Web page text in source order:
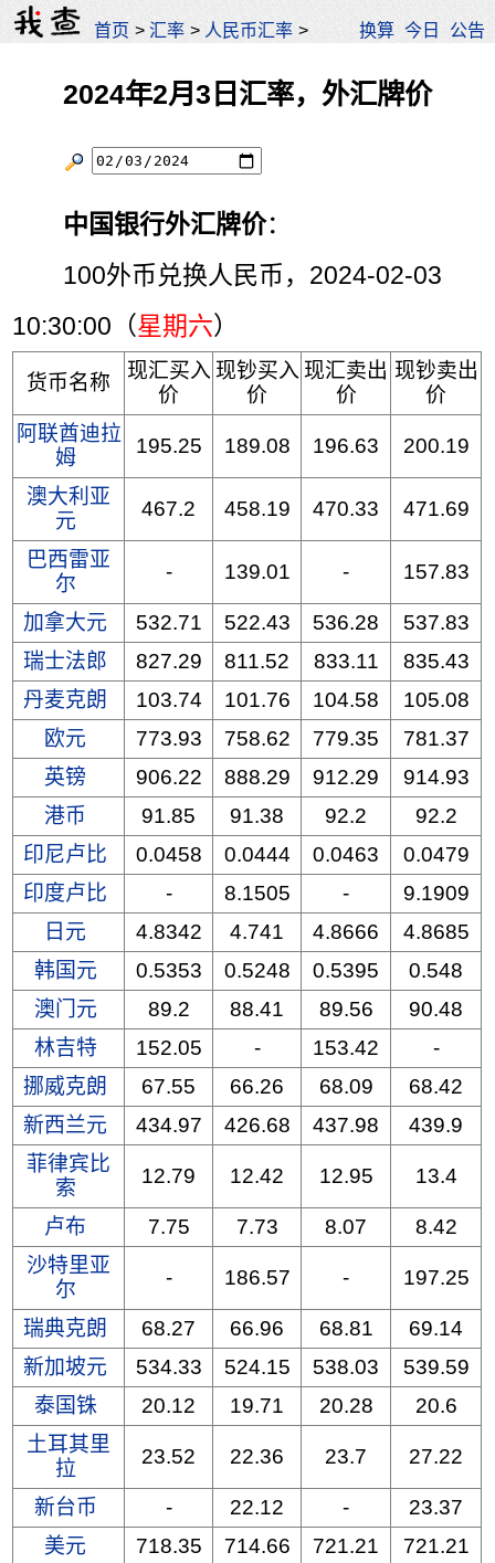
首页 >汇率 > 人民币汇率 > 换算 今日 公告
2024年2月3日汇率，外汇牌价
中国银行外汇牌价：
100外币兑换人民币，2024-02-03
10:30:00（星期六）
货币名称
现汇买入
价
现钞买入
价
现汇卖出
价
现钞卖出
价
阿联酋迪拉
姆
195.25 189.08 196.63 200.19
澳大利亚
元
467.2 458.19 470.33 471.69
巴西雷亚
尔
- 139.01 - 157.83
加拿大元 532.71 522.43 536.28
537.83
瑞士法郎
827.29 811.52 833.11
835.43
丹麦克朗
103.74 101.76 104.58
105.08
欧元
773.93 758.62 779.35
781.37
英镑
906.22 888.29 912.29
914.93
港币
91.85 91.38 92.2
92.2
印尼卢比
0.0458 0.0444 0.0463
0.0479
印度卢比
- 8.1505 -
9.1909
日元
4.8342 4.741 4.8666
4.8685
韩国元
0.5353 0.5248 0.5395
0.548
澳门元
89.2 88.41 89.56
90.48
林吉特
152.05 - 153.42
-
挪威克朗
67.55 66.26 68.09
68.42
新西兰元
434.97 426.68 437.98
439.9
菲律宾比
索
12.79 12.42 12.95 13.4
卢布 7.75 7.73 8.07
8.42
沙特里亚
尔
- 186.57 - 197.25
瑞典克朗 68.27 66.96 68.81
69.14
新加坡元
534.33 524.15 538.03
539.59
泰国铢
20.12 19.71 20.28
20.6
土耳其里
拉
23.52 22.36 23.7 27.22
新台币 - 22.12 -
23.37
美元
718.35 714.66 721.21
721.21